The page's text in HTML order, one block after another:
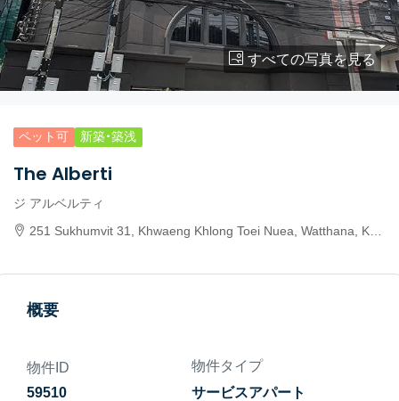
すべての写真を見る
ペット可 新築・築浅
The Alberti
ジ アルベルティ
251 Sukhumvit 31, Khwaeng Khlong Toei Nuea, Watthana, Krung Thep Maha Nakhon 10110, Thailand
概要
物件ID
59510
物件タイプ
サービスアパート